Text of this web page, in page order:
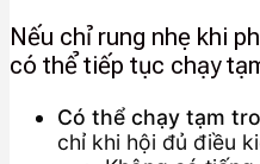
Nếu chỉ rung nhẹ khi
có thể tiếp tục chạy
Có thể chạy tạm
chỉ khi hội đủ điều